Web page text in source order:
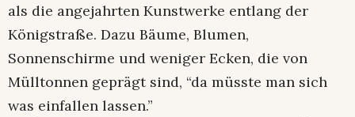
als die angejahrten Kunstwerke entlang der
Königstraße. Dazu Bäume, Blumen,
Sonnenschirme und weniger Ecken, die von
Mülltonnen geprägt sind, “da müsste man sich
was einfallen lassen.”